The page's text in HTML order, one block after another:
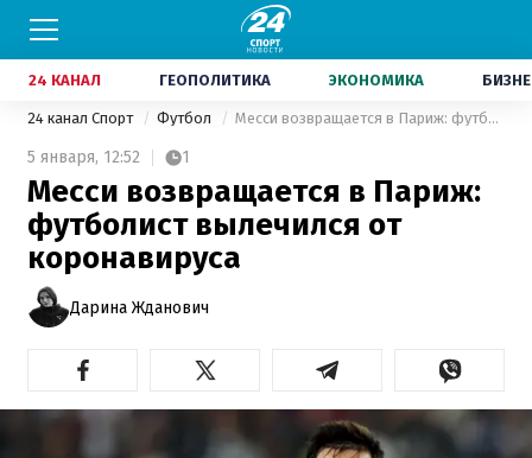
24 КАНАЛ ГЕОПОЛИТИКА ЭКОНОМИКА
24 канал Спорт Футбол Месси возвращается в Париж: футболист вылечился от коронавируса
5 января, 12:52 1
Месси возвращается в Париж:
футболист вылечился от
коронавируса
Дарина Жданович